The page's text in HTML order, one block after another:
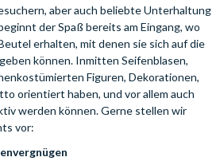
aber auch beliebte Unterhaltung
der Spaß bereits am Eingang, wo
erhalten, mit denen sie sich auf die
können. Inmitten Seifenblasen,
Figuren, Dekorationen,
orientiert haben, und vor allem auch
werden können. Gerne stellen wir
vor: